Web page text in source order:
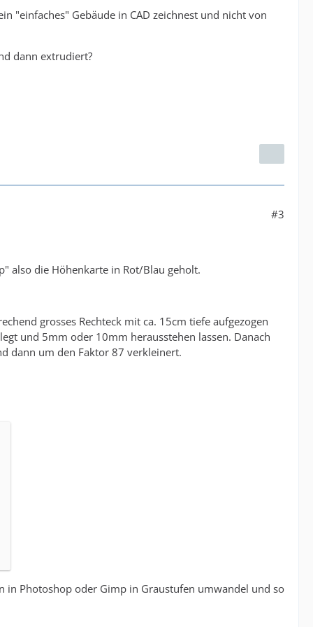
"einfaches" Gebäude in CAD zeichnest und nicht von
dann extrudiert?
#3
also die Höhenkarte in Rot/Blau geholt.
grosses Rechteck mit ca. 15cm tiefe aufgezogen
und 5mm oder 10mm herausstehen lassen. Danach
dann um den Faktor 87 verkleinert.
in Photoshop oder Gimp in Graustufen umwandel und so